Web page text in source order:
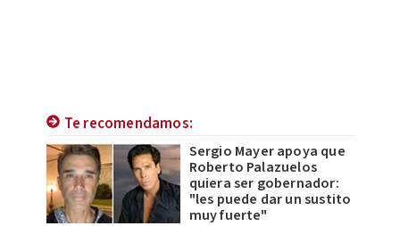
Te recomendamos:
Sergio Mayer apoya que
Roberto Palazuelos
quiera ser gobernador:
"les puede dar un sustito
muy fuerte"